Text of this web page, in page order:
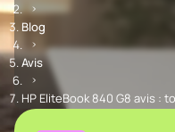
Blog
Avis
HP EliteBook 840 G8 avis :